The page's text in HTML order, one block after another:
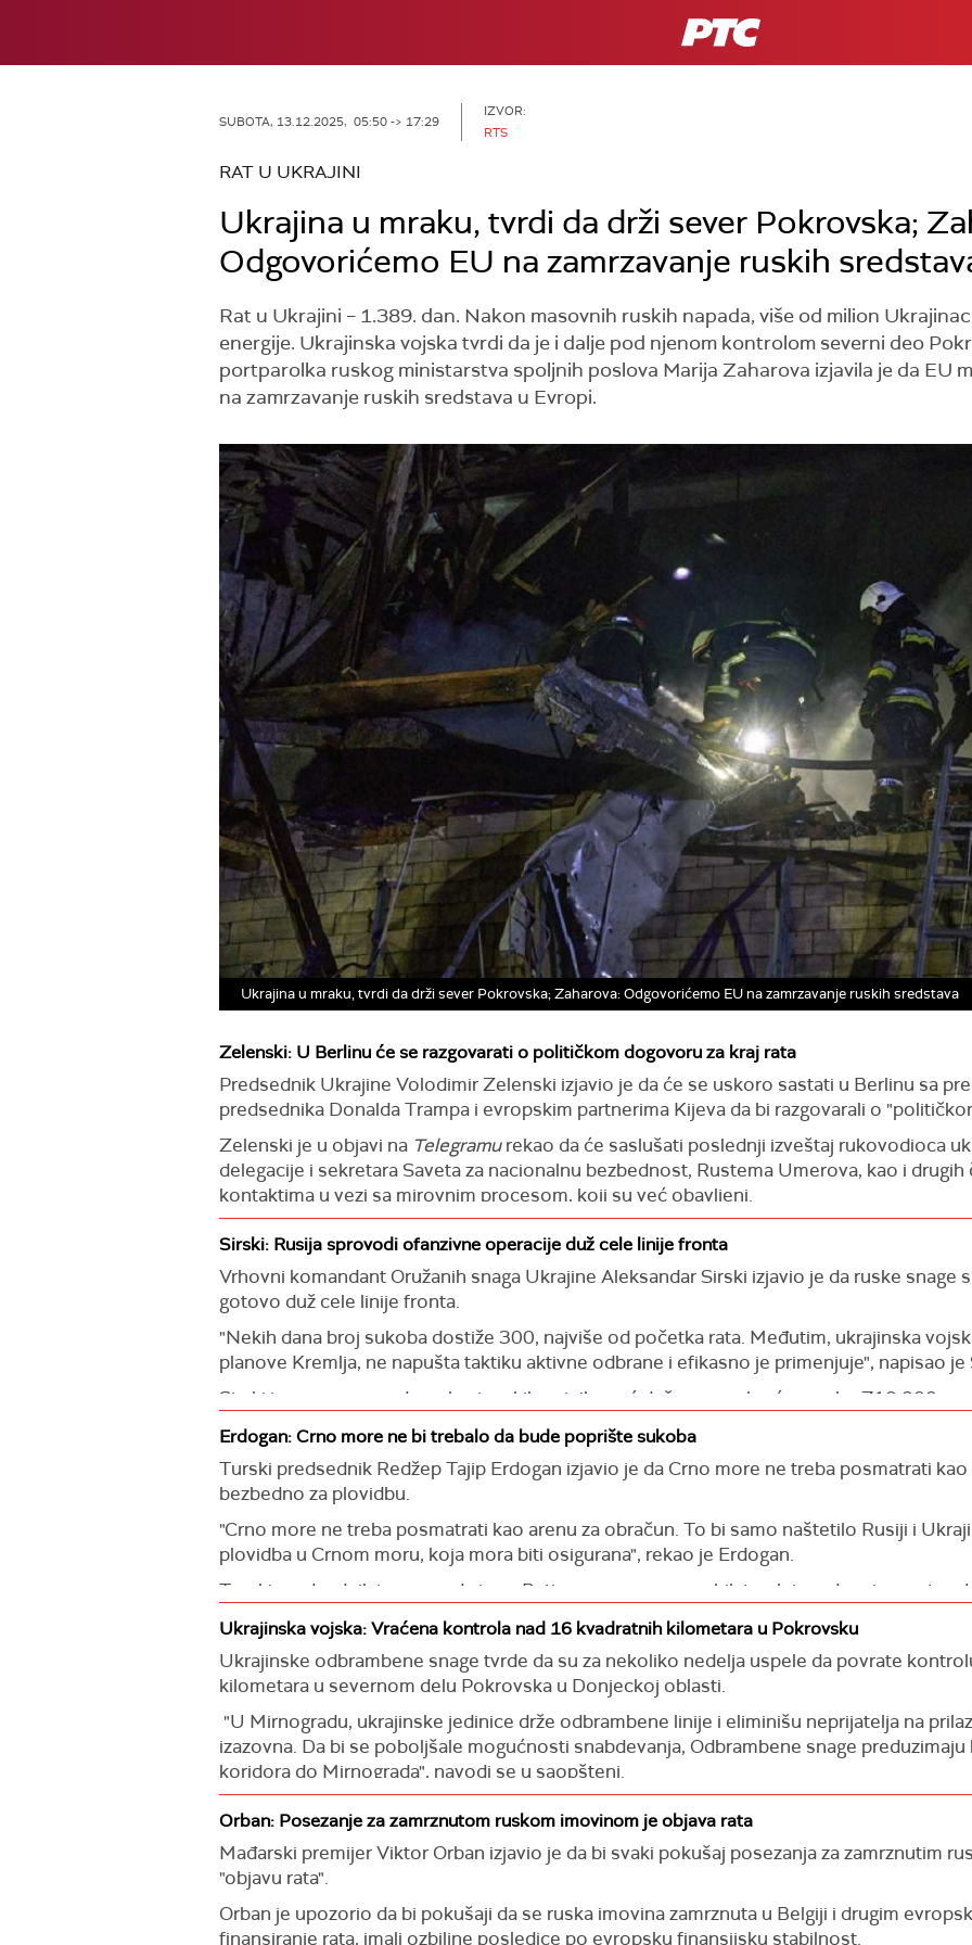
RTS
SUBOTA, 13.12.2025, 05:50 -> 17:29
IZVOR:
RTS
RAT U UKRAJINI
Ukrajina u mraku, tvrdi da drži sever Pokrovska;
Odgovorićemo EU na zamrzavanje ruskih
Rat u Ukrajini – 1.389. dan. Nakon masovnih ruskih napada, više od milion
energije. Ukrajinska vojska tvrdi da je i dalje pod njenom kontrolom severni deo
portparolka ruskog ministarstva spoljnih poslova Marija Zaharova izjavila je da EU
na zamrzavanje ruskih sredstava u Evropi.
Ukrajina u mraku, tvrdi da drži sever Pokrovska; Zaharova: Odgovorićemo EU na zamrzavanje ruskih sredstava
Zelenski: U Berlinu će se razgovarati o političkom dogovoru za kraj rata
Predsednik Ukrajine Volodimir Zelenski izjavio je da će se uskoro sastati u Berlinu sa
predsednika Donalda Trampa i evropskim partnerima Kijeva da bi razgovarali o
Zelenski je u objavi na Telegramurekao da će saslušati poslednji izveštaj rukovodioca
delegacije i sekretara Saveta za nacionalnu bezbednost, Rustema Umerova, kao i
kontaktima u vezi sa mirovnim procesom, koji su već obavljeni.
"Načelnik Generalštaba Oružanih snaga Ukrajine Andrij Hnatov i predstavnici sektora
rad na detaljima bezbednosnih garancija za Ukrajinu", naveo je Zelenski.
Takođe se, prema rečima ukrajinskog predsednika, vode pregovori ukrajinskih
partnerima u vezi sa posleratnom obnovom i razvojem Ukrajine.
"Najvažniji susreti biće moji razgovori sa predstavnicima predsednika Trampa, kao i
partnerima i mnogim liderima u vezi sa temeljem mira, odnosno političkim dogovorom o
Ukrajinski predsednik veruje da Ukrajina trenutno ima "značajnu šansu" da završi rat i
na tome da mir za Ukrajinu bude dostojanstven".
(Tanjug)
Sirski: Rusija sprovodi ofanzivne operacije duž cele linije fronta
Vrhovni komandant Oružanih snaga Ukrajine Aleksandar Sirski izjavio je da ruske snage
gotovo duž cele linije fronta.
"Nekih dana broj sukoba dostiže 300, najviše od početka rata. Međutim, ukrajinska
planove Kremlja, ne napušta taktiku aktivne odbrane i efikasno je primenjuje", napisao je
Sirski je napomenuo da se broj ruskih vojnika već duže vreme kreće na oko 710.000.
"Istovremeno, neprijatelj nije u stanju da poveća ovu cifru, uprkos aktivnom regrutovanju
zahvaljujući našim vojnicima, okupatori svakodnevno imaju "minus" hiljadu ubijenih i
Prema njegovim rečima, aktivna dejstva ukrajinskih branilaca u području Pokrovsko-
toku.
"U Pokrovsku, za samo nekoliko nedelja, uspeli smo da povratimo kontrolu nad oko 16
severnom delu grada. Logistika u Mirnogradu je komplikovana, ali se nastavlja", rekao je
vojske.
(Tanjug)
Erdogan: Crno more ne bi trebalo da bude poprište sukoba
Turski predsednik Redžep Tajip Erdogan izjavio je da Crno more ne treba posmatrati
bezbedno za plovidbu.
"Crno more ne treba posmatrati kao arenu za obračun. To bi samo naštetilo Rusiji i
plovidba u Crnom moru, koja mora biti osigurana", rekao je Erdogan.
Turski predsednik je naveo da je sa Putinom razgovarao o bilateralnim odnosima, ratu u
"Konstatovali smo da smatramo pozitivnim dijalog koji su pokrenule inicijative američkog
razgovarao sam s njim njim o doprinosu koji naša zemlja može dati mirovnim naporima",
Prema njegovim rečima, Putin je obećao da će uskoro posetiti Tursku.
(Tanjug)
Ukrajinska vojska: Vraćena kontrola nad 16 kvadratnih kilometara u Pokrovsku
Ukrajinske odbrambene snage tvrde da su za nekoliko nedelja uspele da povrate
kilometara u severnom delu Pokrovska u Donjeckoj oblasti.
"U Mirnogradu, ukrajinske jedinice drže odbrambene linije i eliminišu neprijatelja na
izazovna. Da bi se poboljšale mogućnosti snabdevanja, Odbrambene snage
koridora do Mirnograda", navodi se u saopštenj.
Napominje se da ukrajinske trupe nastavljaju aktivne operacije na području Pokrovska.
(Ukrinform)
Orban: Posezanje za zamrznutom ruskom imovinom je objava rata
Mađarski premijer Viktor Orban izjavio je da bi svaki pokušaj posezanja za zamrznutim
"objavu rata".
Orban je upozorio da bi pokušaji da se ruska imovina zamrznuta u Belgiji i drugim
finansiranje rata, imali ozbiljne posledice po evropsku finansijsku stabilnost.